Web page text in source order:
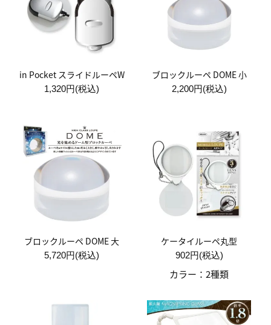
in Pocket スライドルーペW
1,320円(税込)
ブロックルーペ DOME 小
2,200円(税込)
ブロックルーペ DOME 大
5,720円(税込)
ケータイルーペ丸型
902円(税込)
カラー：2種類